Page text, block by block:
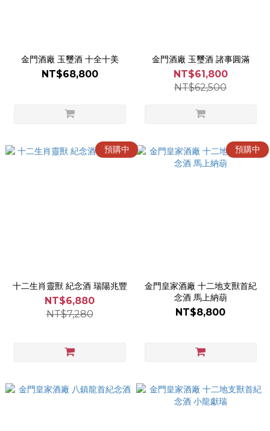
金門酒廠 玉璽酒 十全十美
NT$68,800
金門酒廠 玉璽酒 諸事圓滿
NT$61,800
NT$62,500
預購中
十二生肖靈獸 紀念酒 瑞陽兆豐
NT$6,880
NT$7,280
預購中
金門皇家酒廠 十二地支獸首紀
念酒 馬上納葫
NT$8,800